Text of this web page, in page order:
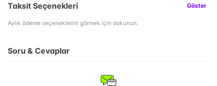
Taksit Seçenekleri Göster
Aylık ödeme seçeneklerini görmek için dokunun.
Soru & Cevaplar